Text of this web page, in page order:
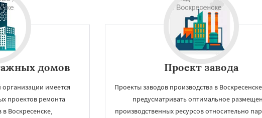
домов
имеется
проектов ремонта
Воскресенске,
Проект завода
Проекты заводов производства в
предусматривать оптимальное
производственных ресурсов относительно